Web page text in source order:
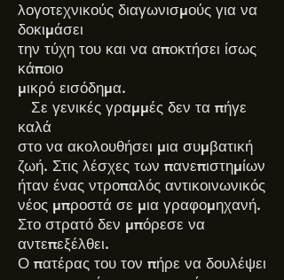
λογοτεχνικούς διαγωνισμούς για να
δοκιμάσει
την τύχη του και να αποκτήσει ίσως
κάποιο
μικρό εισόδημα.
Σε γενικές γραμμές δεν τα πήγε
καλά
στο να ακολουθήσει μια συμβατική
ζωή. Στις λέσχες των πανεπιστημίων
ήταν ένας ντροπαλός αντικοινωνικός
νέος μπροστά σε μια γραφομηχανή.
Στο στρατό δεν μπόρεσε να
αντεπεξέλθει.
Ο πατέρας του τον πήρε να δουλέψει